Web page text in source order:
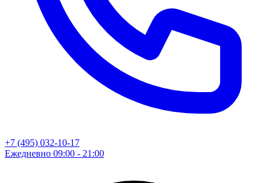
+7 (495) 032-10-17
Ежедневно 09:00 - 21:00